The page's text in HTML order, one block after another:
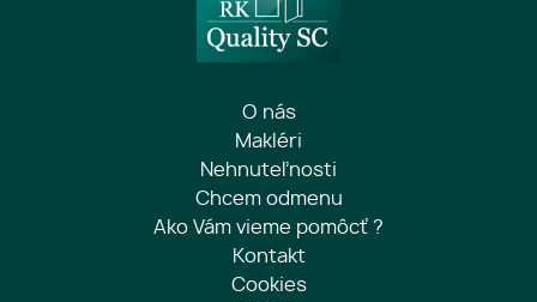
O nás
Makléri
Nehnuteľnosti
Chcem odmenu
Ako Vám vieme pomôcť ?
Kontakt
Cookies